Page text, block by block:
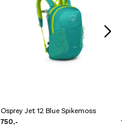
Osprey Jet 12 Blue Spikemoss
750,-